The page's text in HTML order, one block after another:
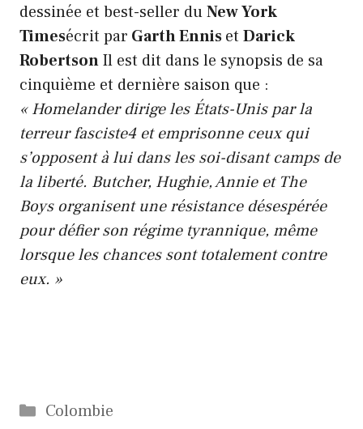
dessinée et best-seller duNew York
Timesécrit par Garth Enniset Darick
RobertsonIl est dit dans le synopsis de sa
cinquième et dernière saison que :
« Homelander dirige les États-Unis par la
terreur fasciste4 et emprisonne ceux qui
s’opposent à lui dans les soi-disant camps de
la liberté. Butcher, Hughie, Annie et The
Boys organisent une résistance désespérée
pour défier son régime tyrannique, même
lorsque les chances sont totalement contre
eux. »
Catégories
Colombie